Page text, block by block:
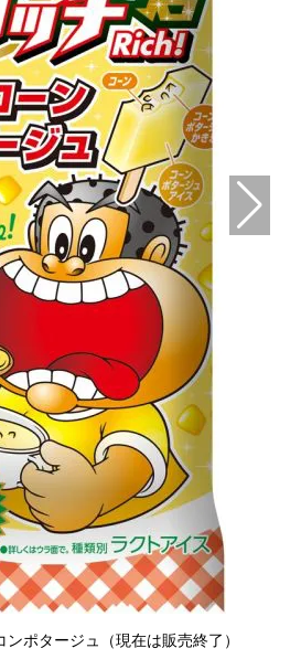
ポタージュ（現在は販売終了）